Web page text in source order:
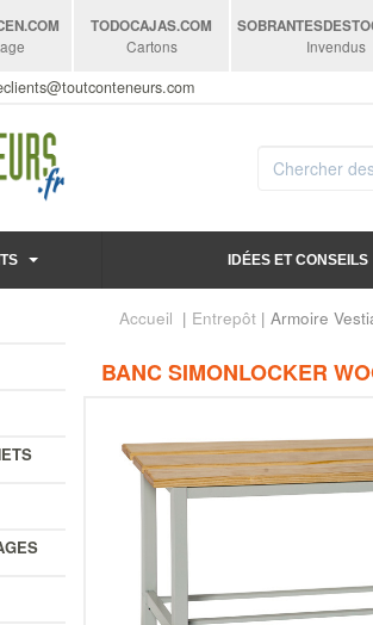
.COM
TODOCAJAS.COM
Cartons
Invendus
IDÉES ET CONSEILS
Accueil | Entrepôt| Armoire
BANC SIMONLOCKER